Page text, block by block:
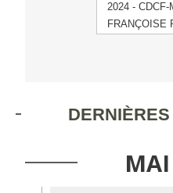
2024 - CDCF-
FRANÇOISE
MAI